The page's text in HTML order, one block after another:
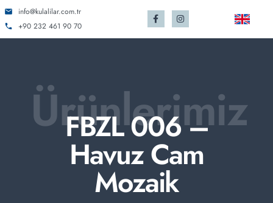
info@kulalilar.com.tr
+90 232 461 90 70
Ürünlerimiz
FBZL 006 –
Havuz Cam
Mozaik